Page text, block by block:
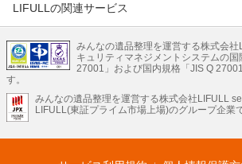
LIFULLの関連サービス
不動産・住宅
引越し 老人ホーム 地方創生 マ
不動産クラウドファンディング 遺品整理 老後
LIFULL HOME'Sのサービス
不動産・住宅
不動産査定 マンション専門売却査定 不動産投
不動産アーカイブ
空き家バンク 家賃相場 不動
みんなの遺品整理を運営する株式会
キュリティマネジメントシステムの国
27001」および国内規格「JIS Q
す。
みんなの遺品整理を運営する株式会社LIFULL
LIFULL(東証プライム市場上場)のグループ企業